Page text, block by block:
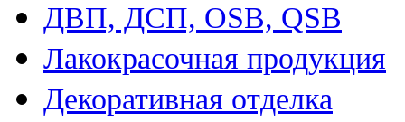
ДВП, ДСП, OSB, QSB
Лакокрасочная продукция
Декоративная отделка